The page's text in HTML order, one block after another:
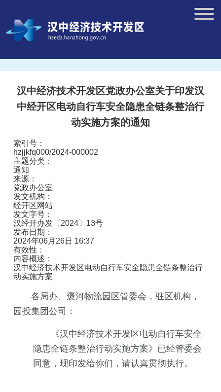
汉中经济技术开发区党政办公室关于印发汉
中经开区电动自行车安全隐患全链条整治行
动实施方案的通知
索引号：
hzjjkfq000/2024-000002
主题分类：
通知
来源：
党政办公室
发文机构：
经开区网站
发文字号：
汉经开办发〔2024〕13号
发布日期：
2024年06月26日 16:37
有效性：
内容概述：
汉中经济技术开发区电动自行车安全隐患全链条整治行
动实施方案
各局办、褒河物流园区管委会，驻区机构，
园投集团公司：
《汉中经济技术开发区电动自行车安全
隐患全链条整治行动实施方案》已经管委会
同意，现印发给你们，请认真贯彻执行。